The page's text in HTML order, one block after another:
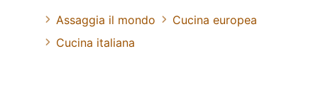
Assaggia il mondo
Cucina europea
Cucina italiana